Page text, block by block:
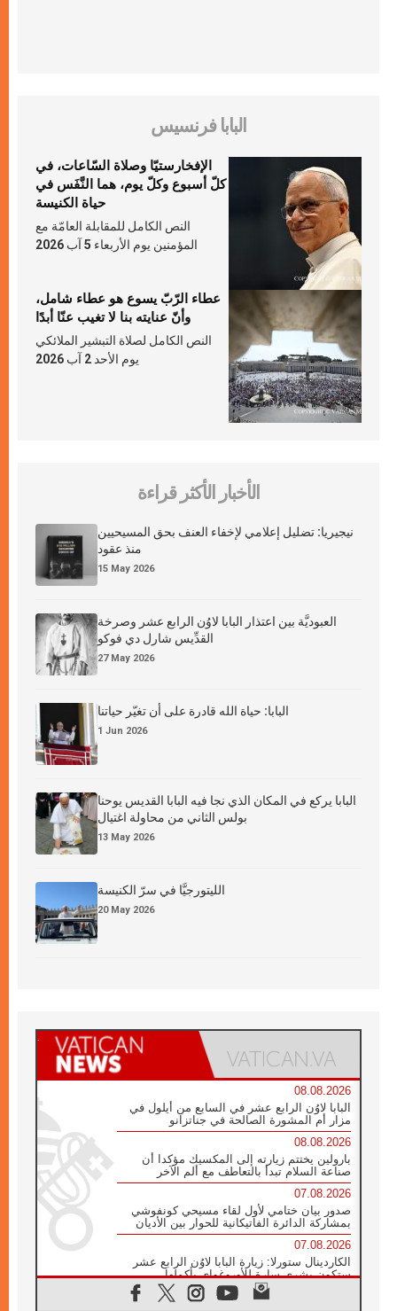
البابا فرنسيس
الإفخارستيّا وصلاة السّاعات، في
كلّ أسبوع وكلّ يوم، هما النَّفَس في
حياة الكنيسة
النص الكامل للمقابلة العامّة مع
المؤمنين يوم الأربعاء 5 آب 2026
عطاء الرّبّ يسوع هو عطاء شامل،
وأنّ عنايته بنا لا تغيب عنّا أبدًا
النص الكامل لصلاة التبشير الملائكي
يوم الأحد 2 آب 2026
الأخبار الأكثر قراءة
نيجيريا: تضليل إعلامي لإخفاء العنف بحق المسيحيين
منذ عقود
15 May 2026
العبوديَّة بين اعتذار البابا لاوُن الرابع عشر وصرخة
القدِّيس شارل دي فوكو
27 May 2026
البابا: حياة الله قادرة على أن تغيّر حياتنا
1 Jun 2026
البابا يركع في المكان الذي نجا فيه البابا القديس يوحنا
بولس الثاني من محاولة اغتيال
13 May 2026
الليتورجيَّا في سرّ الكنيسة
20 May 2026
08.08.2026
البابا لاوُن الرابع عشر في السابع من أيلول في
مزار أم المشورة الصالحة في جناتزانو
08.08.2026
بارولين يختتم زيارته إلى المكسيك مؤكدا أن
صناعة السلام تبدأ بالتعاطف مع ألم الآخر
07.08.2026
صدور بيان ختامي لأول لقاء مسيحي كونفوشي
بمشاركة الدائرة الفاتيكانية للحوار بين الأديان
07.08.2026
الكاردينال ستورلا: زيارة البابا لاوُن الرابع عشر
ستكون بشرى سارة للأوروغواي بأكملها